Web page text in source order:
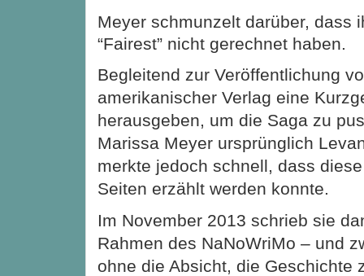
Meyer schmunzelt darüber, dass
“Fairest” nicht gerechnet haben.
Begleitend zur Veröffentlichung
amerikanischer Verlag eine
herausgeben, um die Saga zu
Marissa Meyer ursprünglich
merkte jedoch schnell, dass
Seiten erzählt werden konnte.
Im November 2013 schrieb sie
Rahmen des NaNoWriMo – und
ohne die Absicht, die Geschichte